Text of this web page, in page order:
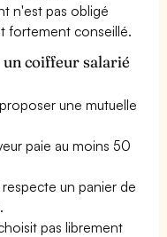
n'est pas obligé
fortement conseillé.
coiffeur salarié
une mutuelle
paie au moins 50
un panier de
pas librement